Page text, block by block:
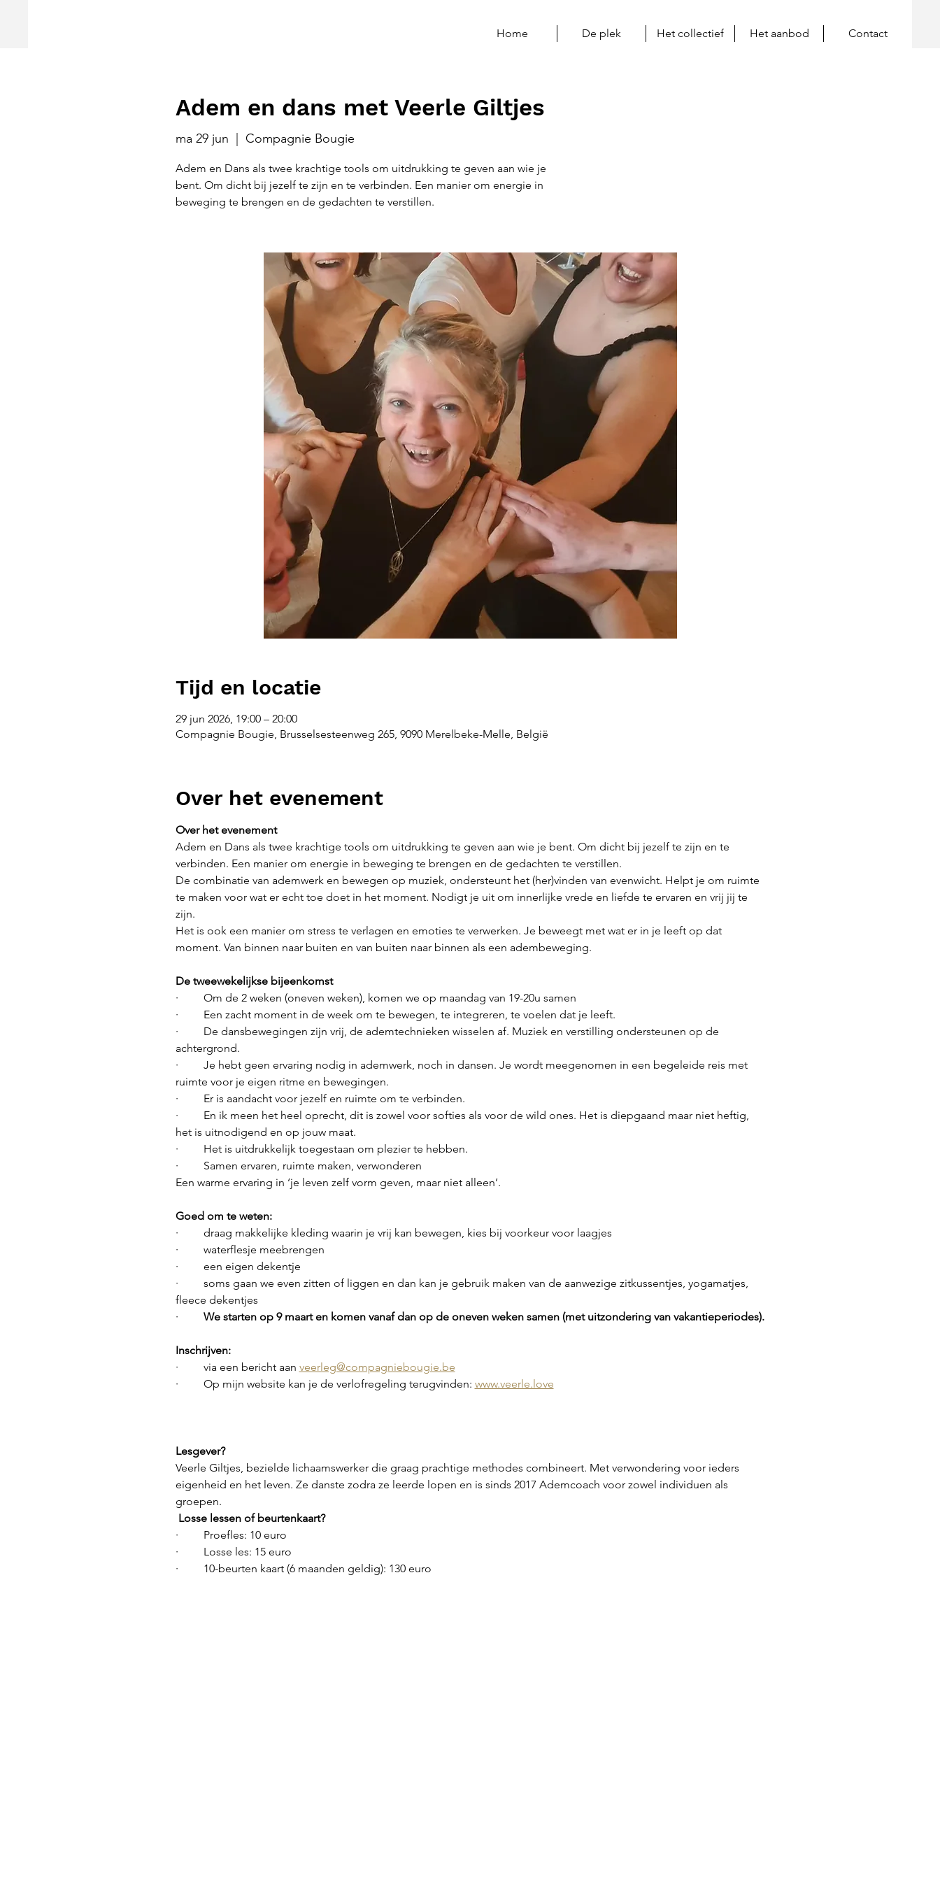
Home De plek Het collectief Het aanbod Contact
Adem en dans met Veerle Giltjes
ma 29 jun Compagnie Bougie
Adem en Dans als twee krachtige tools om uitdrukking te geven aan wie je
bent. Om dicht bij jezelf te zijn en te verbinden. Een manier om energie in
beweging te brengen en de gedachten te verstillen.
Tijd en locatie
29 jun 2026, 19:00 – 20:00
Compagnie Bougie, Brusselsesteenweg 265, 9090 Merelbeke-Melle, België
Over het evenement
Over het evenement
Adem en Dans als twee krachtige tools om uitdrukking te geven aan wie je bent. Om dicht bij jezelf te zijn en te
verbinden. Een manier om energie in beweging te brengen en de gedachten te verstillen.
De combinatie van ademwerk en bewegen op muziek, ondersteunt het (her)vinden van evenwicht. Helpt je om ruimte
te maken voor wat er echt toe doet in het moment. Nodigt je uit om innerlijke vrede en liefde te ervaren en vrij jij te
zijn.
Het is ook een manier om stress te verlagen en emoties te verwerken. Je beweegt met wat er in je leeft op dat
moment. Van binnen naar buiten en van buiten naar binnen als een adembeweging.
De tweewekelijkse bijeenkomst
·         Om de 2 weken (oneven weken), komen we op maandag van 19-20u samen
·         Een zacht moment in de week om te bewegen, te integreren, te voelen dat je leeft.
·         De dansbewegingen zijn vrij, de ademtechnieken wisselen af. Muziek en verstilling ondersteunen op de
achtergrond.
·         Je hebt geen ervaring nodig in ademwerk, noch in dansen. Je wordt meegenomen in een begeleide reis met
ruimte voor je eigen ritme en bewegingen.
·         Er is aandacht voor jezelf en ruimte om te verbinden.
·         En ik meen het heel oprecht, dit is zowel voor softies als voor de wild ones. Het is diepgaand maar niet heftig,
het is uitnodigend en op jouw maat.
·         Het is uitdrukkelijk toegestaan om plezier te hebben.
·         Samen ervaren, ruimte maken, verwonderen
Een warme ervaring in ‘je leven zelf vorm geven, maar niet alleen’.
Goed om te weten:
·         draag makkelijke kleding waarin je vrij kan bewegen, kies bij voorkeur voor laagjes
·         waterflesje meebrengen
·         een eigen dekentje
·         soms gaan we even zitten of liggen en dan kan je gebruik maken van de aanwezige zitkussentjes, yogamatjes,
fleece dekentjes
· We starten op 9 maart en komen vanaf dan op de oneven weken samen (met uitzondering van vakantieperiodes).
Inschrijven:
·         via een bericht aan veerleg@compagniebougie.be
·         Op mijn website kan je de verlofregeling terugvinden: www.veerle.love
Lesgever?
Veerle Giltjes, bezielde lichaamswerker die graag prachtige methodes combineert. Met verwondering voor ieders
eigenheid en het leven. Ze danste zodra ze leerde lopen en is sinds 2017 Ademcoach voor zowel individuen als
groepen.
Losse lessen of beurtenkaart?
·         Proefles: 10 euro
·         Losse les: 15 euro
·         10-beurten kaart (6 maanden geldig): 130 euro